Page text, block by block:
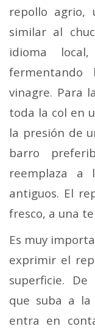
repollo agrio,
similar al
idioma
vinagre. Para
toda la col en
la presión de
barro
reemplaza a
antiguos. El
fresco, a una
Es muy
exprimir el
superficie.
que suba a la
entra en